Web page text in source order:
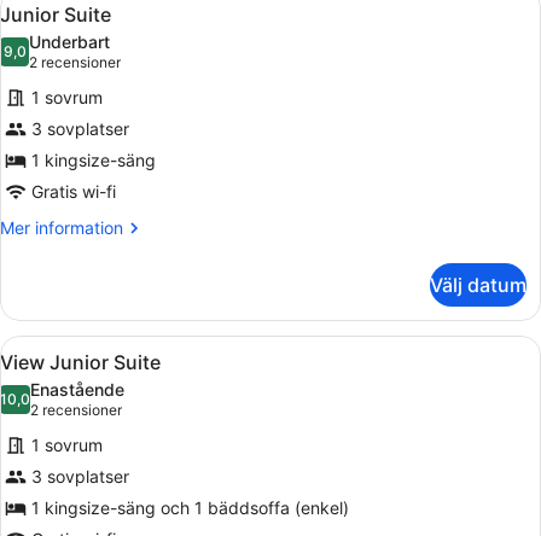
alla
foton
för
Junior
Suite
6
Junior Suite
9,09,0 av 10
Underbart
2 recensioner
(2 recensioner)
1 sovrum
3 sovplatser
1 kingsize-säng
Gratis wi-fi
Mer information
Mer
Suite
Välj datum
Öppna
alla
foton
för
View
Junior
Suite
En bergsanläggning med
7
View Junior Suite
10,010,0 av 10
Enastående
2 recensioner
(2 recensioner)
1 sovrum
3 sovplatser
1 kingsize-säng och 1 bäddsoffa (enkel)